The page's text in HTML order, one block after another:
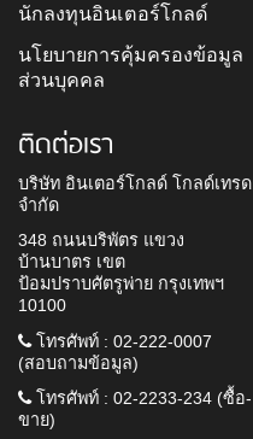
นักลงทุนอินเตอร์โกลด์
นโยบายการคุ้มครองข้อมูล
ส่วนบุคคล
ติดต่อเรา
บริษัท อินเตอร์โกลด์ โกลด์เทรด
จำกัด
348 ถนนบริพัตร แขวง
บ้านบาตร เขต
ป้อมปราบศัตรูพ่าย กรุงเทพฯ
10100
โทรศัพท์ : 02-222-0007
(สอบถามข้อมูล)
โทรศัพท์ : 02-2233-234 (ซื้อ-
ขาย)